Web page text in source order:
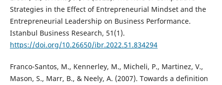
Strategies in the Effect of Entrepreneurial Mindset and the
Entrepreneurial Leadership on Business Performance.
Istanbul Business Research, 51(1).
https://doi.org/10.26650/ibr.2022.51.834294
Franco-Santos, M., Kennerley, M., Micheli, P., Martinez, V.,
Mason, S., Marr, B., & Neely, A. (2007). Towards a definition